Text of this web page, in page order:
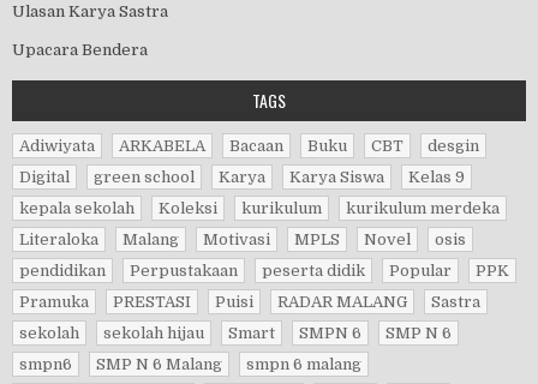
Ulasan Karya Sastra
Upacara Bendera
TAGS
Adiwiyata ARKABELA Bacaan Buku CBT
desgin
Digital
green school Karya Karya Siswa
Kelas 9
kepala sekolah
Koleksi kurikulum
kurikulum merdeka
Literaloka
Malang Motivasi MPLS Novel
osis
pendidikan
Perpustakaan peserta didik Popular
PPK
Pramuka
PRESTASI Puisi RADAR MALANG
Sastra
sekolah
sekolah hijau Smart SMPN 6
SMP N 6
smpn6
SMP N 6 Malang
smpn 6 malang